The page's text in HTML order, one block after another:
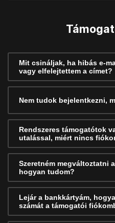
Mit csináljak, ha hibás e-
vagy elfelejtettem a címet?
Nem tudok bejelentkezni,
Rendszeres támogatótok
utalással, miért nincs
Szeretném megváltoztatni
hogyan tudom?
Lejár a bankkártyám,
számát a támogatói